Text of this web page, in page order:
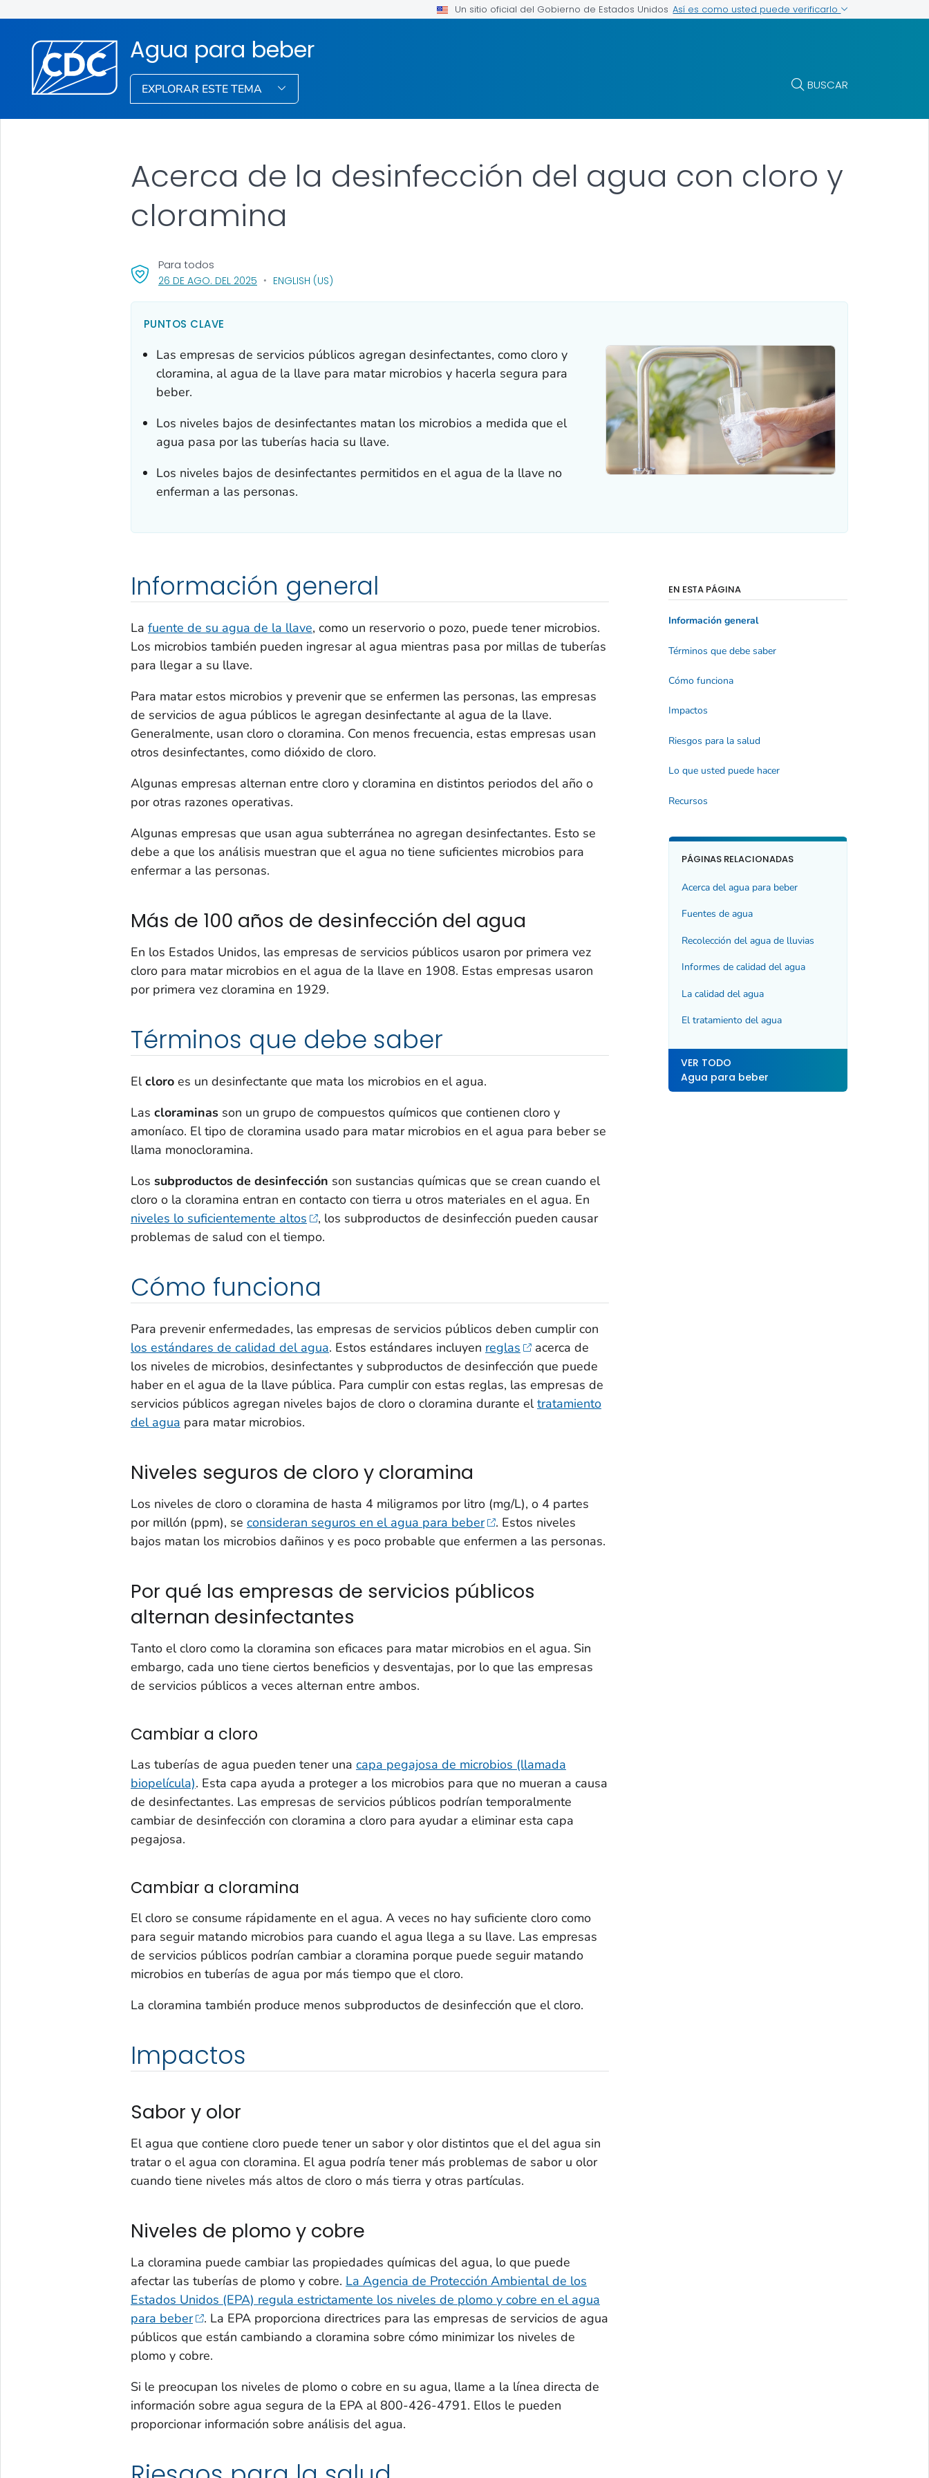
Un sitio oficial del Gobierno de Estados Unidos Así es como usted puede verificarlo
Agua para beber
EXPLORAR ESTE TEMA BUSCAR
Acerca de la desinfección del agua con cloro y
cloramina
26 DE AGO. DEL 2025, VISIT LINK FOR DETAILS.
ENGLISH (US)
Para todos
PUNTOS CLAVE
Las empresas de servicios públicos agregan desinfectantes, como cloro y
cloramina, al agua de la llave para matar microbios y hacerla segura para
beber.
Los niveles bajos de desinfectantes matan los microbios a medida que el
agua pasa por las tuberías hacia su llave.
Los niveles bajos de desinfectantes permitidos en el agua de la llave no
enferman a las personas.
Información general
La fuente de su agua de la llave, como un reservorio o pozo, puede tener microbios.
Los microbios también pueden ingresar al agua mientras pasa por millas de tuberías
para llegar a su llave.
Para matar estos microbios y prevenir que se enfermen las personas, las empresas
de servicios de agua públicos le agregan desinfectante al agua de la llave.
Generalmente, usan cloro o cloramina. Con menos frecuencia, estas empresas usan
otros desinfectantes, como dióxido de cloro.
Algunas empresas alternan entre cloro y cloramina en distintos periodos del año o
por otras razones operativas.
Algunas empresas que usan agua subterránea no agregan desinfectantes. Esto se
debe a que los análisis muestran que el agua no tiene suficientes microbios para
enfermar a las personas.
Más de 100 años de desinfección del agua
En los Estados Unidos, las empresas de servicios públicos usaron por primera vez
cloro para matar microbios en el agua de la llave en 1908. Estas empresas usaron
por primera vez cloramina en 1929.
Términos que debe saber
Elcloro es un desinfectante que mata los microbios en el agua.
Las cloraminas son un grupo de compuestos químicos que contienen cloro y
amoníaco. El tipo de cloramina usado para matar microbios en el agua para beber se
llama monocloramina.
Los subproductos de desinfección son sustancias químicas que se crean cuando el
cloro o la cloramina entran en contacto con tierra u otros materiales en el agua. En
niveles lo suficientemente altos
, los subproductos de desinfección pueden causar
problemas de salud con el tiempo.
Cómo funciona
Para prevenir enfermedades, las empresas de servicios públicos deben cumplir con
los estándares de calidad del agua. Estos estándares incluyen reglas
acerca de
los niveles de microbios, desinfectantes y subproductos de desinfección que puede
haber en el agua de la llave pública. Para cumplir con estas reglas, las empresas de
servicios públicos agregan niveles bajos de cloro o cloramina durante eltratamiento
del agua para matar microbios.
Niveles seguros de cloro y cloramina
Los niveles de cloro o cloramina de hasta 4 miligramos por litro (mg/L), o 4 partes
por millón (ppm), se consideran seguros en el agua para beber
. Estos niveles
bajos matan los microbios dañinos y es poco probable que enfermen a las personas.
Por qué las empresas de servicios públicos
alternan desinfectantes
Tanto el cloro como la cloramina son eficaces para matar microbios en el agua. Sin
embargo, cada uno tiene ciertos beneficios y desventajas, por lo que las empresas
de servicios públicos a veces alternan entre ambos.
Cambiar a cloro
Las tuberías de agua pueden tener una capa pegajosa de microbios (llamada
biopelícula). Esta capa ayuda a proteger a los microbios para que no mueran a causa
de desinfectantes. Las empresas de servicios públicos podrían temporalmente
cambiar de desinfección con cloramina a cloro para ayudar a eliminar esta capa
pegajosa.
Cambiar a cloramina
El cloro se consume rápidamente en el agua. A veces no hay suficiente cloro como
para seguir matando microbios para cuando el agua llega a su llave. Las empresas
de servicios públicos podrían cambiar a cloramina porque puede seguir matando
microbios en tuberías de agua por más tiempo que el cloro.
La cloramina también produce menos subproductos de desinfección que el cloro.
Impactos
Sabor y olor
El agua que contiene cloro puede tener un sabor y olor distintos que el del agua sin
tratar o el agua con cloramina. El agua podría tener más problemas de sabor u olor
cuando tiene niveles más altos de cloro o más tierra y otras partículas.
Niveles de plomo y cobre
La cloramina puede cambiar las propiedades químicas del agua, lo que puede
afectar las tuberías de plomo y cobre. La Agencia de Protección Ambiental de los
Estados Unidos (EPA) regula estrictamente los niveles de plomo y cobre en el agua
para beber
. La EPA proporciona directrices para las empresas de servicios de agua
públicos que están cambiando a cloramina sobre cómo minimizar los niveles de
plomo y cobre.
Si le preocupan los niveles de plomo o cobre en su agua, llame a la línea directa de
información sobre agua segura de la EPA al 800-426-4791. Ellos le pueden
proporcionar información sobre análisis del agua.
EN ESTA PÁGINA
Información general
Términos que debe saber
Cómo funciona
Impactos
Riesgos para la salud
Lo que usted puede hacer
Recursos
PÁGINAS RELACIONADAS
Acerca del agua para beber
Fuentes de agua
Recolección del agua de lluvias
Informes de calidad del agua
La calidad del agua
El tratamiento del agua
VER TODO
Agua para beber